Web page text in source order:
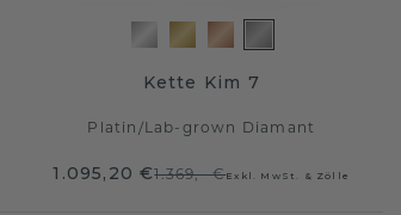
Kette Kim 7
Platin /Lab-grown Diamant
1.095,20 €1.369,- €Exkl. MwSt. & Zölle